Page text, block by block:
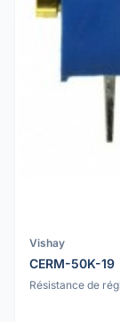
Vishay
CERM-50K-19
Résistance de